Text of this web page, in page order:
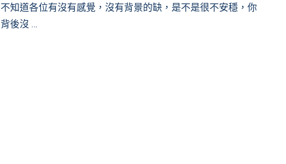
不知道各位有沒有感覺，沒有背景的缺，是不是很不安穩，你
背後沒 …